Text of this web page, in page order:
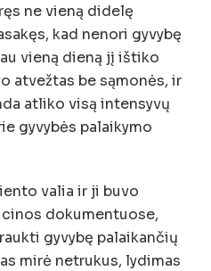
ne vieną didelę
kad nenori gyvybę
vieną dieną jį ištiko
atvežtas be sąmonės, ir
atliko visą intensyvų
gyvybės palaikymo
valia ir ji buvo
dokumentuose,
gyvybę palaikančių
mirė netrukus, lydimas